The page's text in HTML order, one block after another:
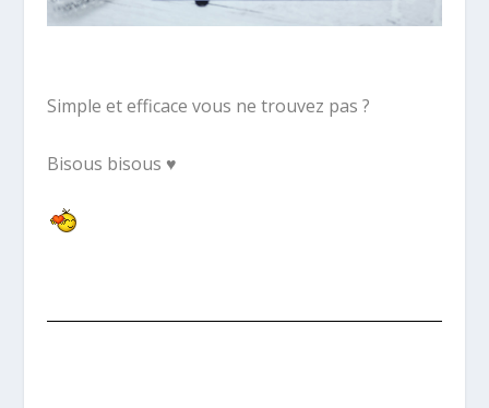
Simple et efficace vous ne trouvez pas ?
Bisous bisous ♥